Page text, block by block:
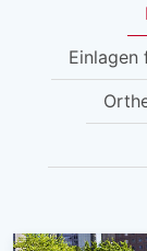
Einlagen